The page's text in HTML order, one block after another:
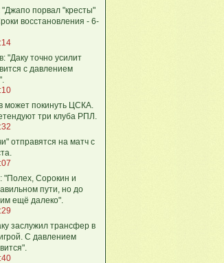
порвал "кресты"
восстановления - 6-
"Даку точно усилит
с давлением
может покинуть ЦСКА.
три клуба РПЛ.
отправятся на матч с
"Полех, Сорокин и
пути, но до
ещё далеко".
заслужил трансфер в
С давлением